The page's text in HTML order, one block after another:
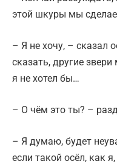
этой шкуры мы
– Я не хочу, – сказал
сказать, другие
я не хотел бы…
– О чём это ты? –
– Я думаю, будет
если такой осёл, как